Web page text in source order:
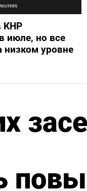
КНР
июле, но все
низком уровне